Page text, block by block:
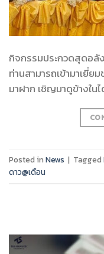
กิจกรรมประกวดสุดอลั
ท่านสามารถเข้ามาเยี่ย
มาฝาก เชิญมาดูข้างในไ
Posted in News | Tagged
ดาว@เดือน